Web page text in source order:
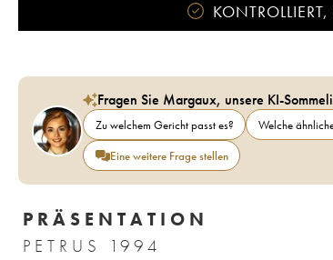
Fragen Sie Margaux, unsere KI-
Zu welchem Gericht passt es? Welche
Eine weitere Frage stellen
PRÄSENTATION
PETRUS 1994